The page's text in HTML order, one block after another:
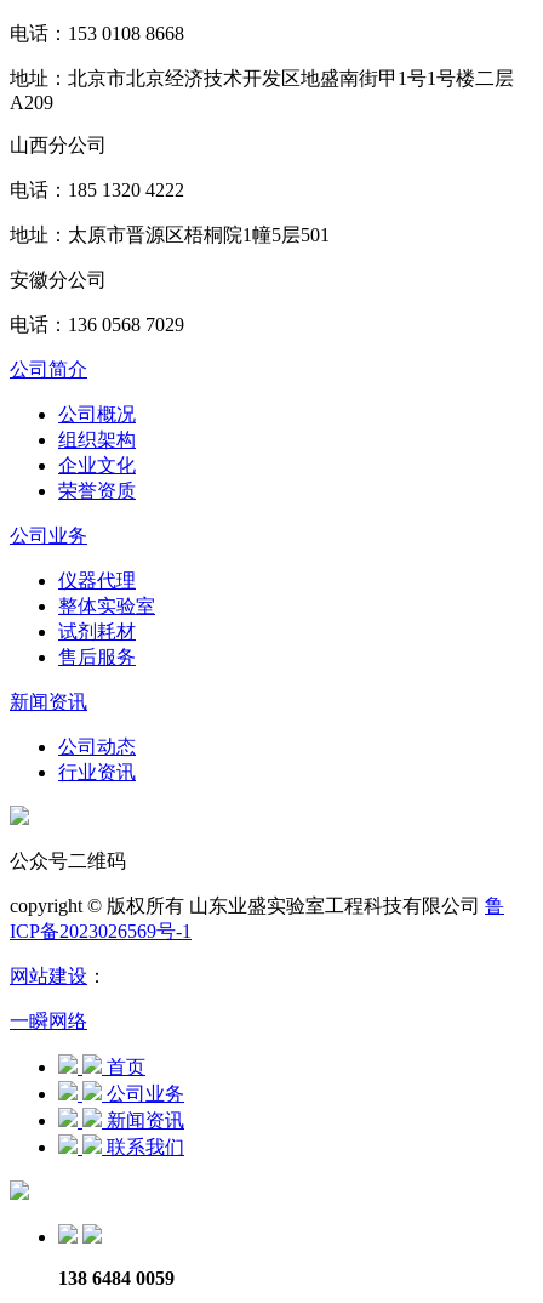
电话：153 0108 8668
地址：北京市北京经济技术开发区地盛南街甲1号1号楼二层
A209
山西分公司
电话：185 1320 4222
地址：太原市晋源区梧桐院1幢5层501
安徽分公司
电话：136 0568 7029
公司简介
公司概况
组织架构
企业文化
荣誉资质
公司业务
仪器代理
整体实验室
试剂耗材
售后服务
新闻资讯
公司动态
行业资讯
公众号二维码
copyright © 版权所有 山东业盛实验室工程科技有限公司 鲁
ICP备2023026569号-1
网站建设 ：
一瞬网络
首页
公司业务
新闻资讯
联系我们
138 6484 0059